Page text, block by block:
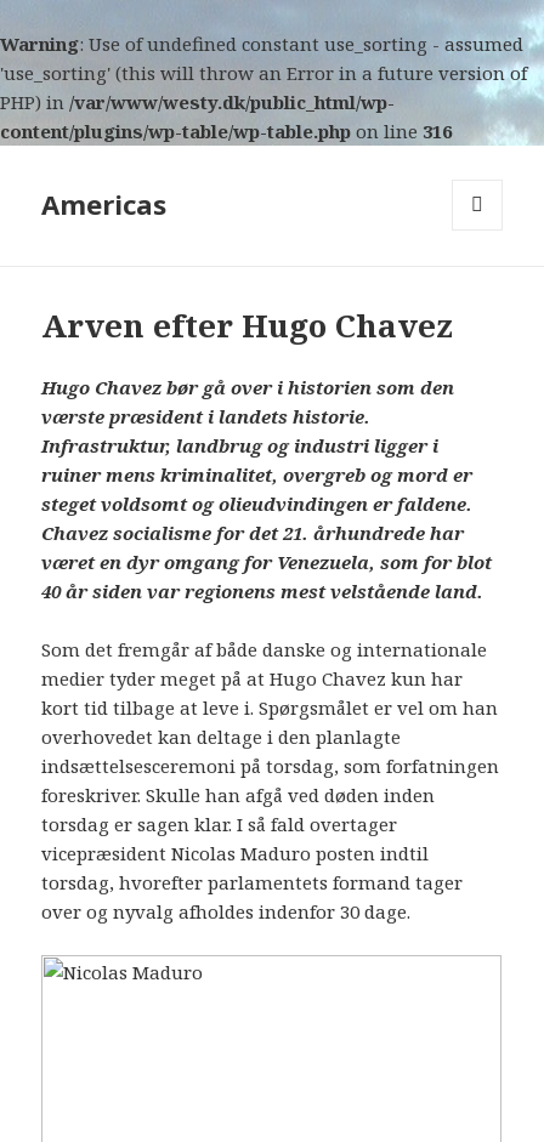
Warning: Use of undefined constant use_sorting - assumed
'use_sorting' (this will throw an Error in a future version of
PHP) in /var/www/westy.dk/public_html/wp-
content/plugins/wp-table/wp-table.php on line 316
Americas
Arven efter Hugo Chavez
Hugo Chavez bør gå over i historien som den
værste præsident i landets historie.
Infrastruktur, landbrug og industri ligger i
ruiner mens kriminalitet, overgreb og mord er
steget voldsomt og olieudvindingen er faldene.
Chavez socialisme for det 21. århundrede har
været en dyr omgang for Venezuela, som for blot
40 år siden var regionens mest velstående land.
Som det fremgår af både danske og internationale
medier tyder meget på at Hugo Chavez kun har
kort tid tilbage at leve i. Spørgsmålet er vel om han
overhovedet kan deltage i den planlagte
indsættelsesceremoni på torsdag, som forfatningen
foreskriver. Skulle han afgå ved døden inden
torsdag er sagen klar. I så fald overtager
vicepræsident Nicolas Maduro posten indtil
torsdag, hvorefter parlamentets formand tager
over og nyvalg afholdes indenfor 30 dage.